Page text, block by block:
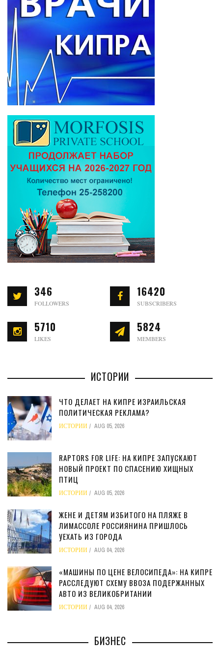
346
FOLLOWERS
16420
SUBSCRIBERS
5710
LIKES
5824
MEMBERS
ИСТОРИИ
ЧТО ДЕЛАЕТ НА КИПРЕ ИЗРАИЛЬСКАЯ
ПОЛИТИЧЕСКАЯ РЕКЛАМА?
ИСТОРИИ AUG 05, 2026
RAPTORS FOR LIFE: НА КИПРЕ ЗАПУСКАЮТ
НОВЫЙ ПРОЕКТ ПО СПАСЕНИЮ ХИЩНЫХ
ПТИЦ
ИСТОРИИ AUG 05, 2026
ЖЕНЕ И ДЕТЯМ ИЗБИТОГО НА ПЛЯЖЕ В
ЛИМАССОЛЕ РОССИЯНИНА ПРИШЛОСЬ
УЕХАТЬ ИЗ ГОРОДА
ИСТОРИИ AUG 04, 2026
«МАШИНЫ ПО ЦЕНЕ ВЕЛОСИПЕДА»: НА КИПРЕ
РАССЛЕДУЮТ СХЕМУ ВВОЗА ПОДЕРЖАННЫХ
АВТО ИЗ ВЕЛИКОБРИТАНИИ
ИСТОРИИ AUG 04, 2026
БИЗНЕС